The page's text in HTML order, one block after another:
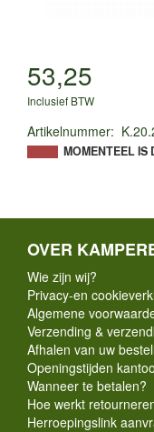
53,25
Inclusief BTW
Artikelnummer:
MOMENTEEL IS
OVER
Wie zijn wij?
Privacy-en
Algemene
Verzending &
Afhalen van uw
Openingstijden
Wanneer te betalen?
Hoe werkt
Herroepingslink